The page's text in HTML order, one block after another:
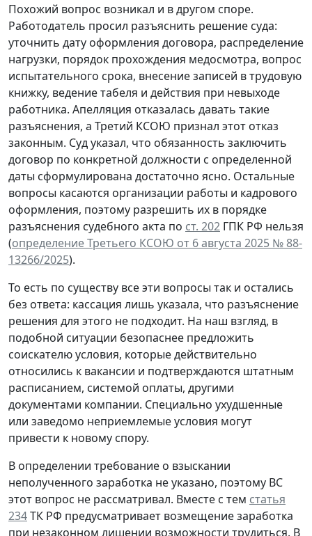
Похожий вопрос возникал и в другом споре.
Работодатель просил разъяснить решение суда:
уточнить дату оформления договора, распределение
нагрузки, порядок прохождения медосмотра, вопрос
испытательного срока, внесение записей в трудовую
книжку, ведение табеля и действия при невыходе
работника. Апелляция отказалась давать такие
разъяснения, а Третий КСОЮ признал этот отказ
законным. Суд указал, что обязанность заключить
договор по конкретной должности с определенной
даты сформулирована достаточно ясно. Остальные
вопросы касаются организации работы и кадрового
оформления, поэтому разрешить их в порядке
разъяснения судебного акта по ст. 202 ГПК РФ нельзя
(определение Третьего КСОЮ от 6 августа 2025 № 88-
13266/2025).
То есть по существу все эти вопросы так и остались
без ответа: кассация лишь указала, что разъяснение
решения для этого не подходит. На наш взгляд, в
подобной ситуации безопаснее предложить
соискателю условия, которые действительно
относились к вакансии и подтверждаются штатным
расписанием, системой оплаты, другими
документами компании. Специально ухудшенные
или заведомо неприемлемые условия могут
привести к новому спору.
В определении требование о взыскании
неполученного заработка не указано, поэтому ВС
этот вопрос не рассматривал. Вместе с тем статья
234ТК РФ предусматривает возмещение заработка
при незаконном лишении возможности трудиться. В